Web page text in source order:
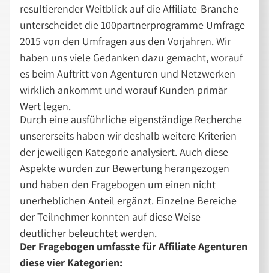
resultierender Weitblick auf die Affiliate-Branche
unterscheidet die 100partnerprogramme Umfrage
2015 von den Umfragen aus den Vorjahren. Wir
haben uns viele Gedanken dazu gemacht, worauf
es beim Auftritt von Agenturen und Netzwerken
wirklich ankommt und worauf Kunden primär
Wert legen.
Durch eine ausführliche eigenständige Recherche
unsererseits haben wir deshalb weitere Kriterien
der jeweiligen Kategorie analysiert. Auch diese
Aspekte wurden zur Bewertung herangezogen
und haben den Fragebogen um einen nicht
unerheblichen Anteil ergänzt. Einzelne Bereiche
der Teilnehmer konnten auf diese Weise
deutlicher beleuchtet werden.
Der Fragebogen umfasste für Affiliate Agenturen
diese vier Kategorien: